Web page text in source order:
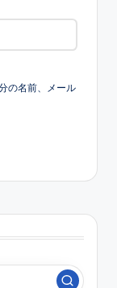
の名前、メール